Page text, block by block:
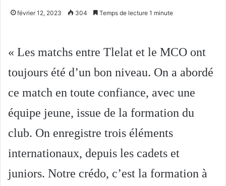
février 12, 2023 304 Temps de lecture 1 minute
« Les matchs entre Tlelat et le MCO ont
toujours été d’un bon niveau. On a abordé
ce match en toute confiance, avec une
équipe jeune, issue de la formation du
club. On enregistre trois éléments
internationaux, depuis les cadets et
juniors. Notre crédo, c’est la formation à